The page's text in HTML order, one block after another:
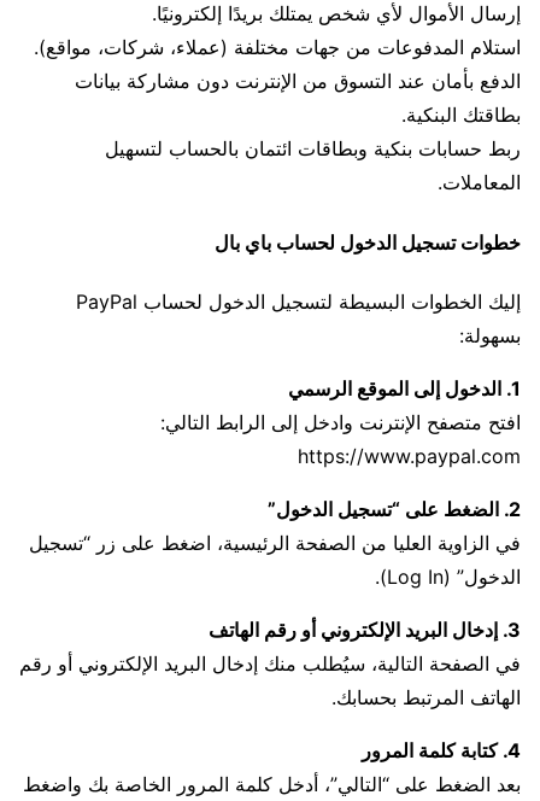
إرسال الأموال لأي شخص يمتلك بريدًا إلكترونيًا.
استلام المدفوعات من جهات مختلفة (عملاء، شركات، مواقع).
الدفع بأمان عند التسوق من الإنترنت دون مشاركة بيانات
بطاقتك البنكية.
ربط حسابات بنكية وبطاقات ائتمان بالحساب لتسهيل
المعاملات.
خطوات تسجيل الدخول لحساب باي بال
إليك الخطوات البسيطة لتسجيل الدخول لحساب PayPal
بسهولة:
1. الدخول إلى الموقع الرسمي
افتح متصفح الإنترنت وادخل إلى الرابط التالي:
https://www.paypal.com
2. الضغط على “تسجيل الدخول”
في الزاوية العليا من الصفحة الرئيسية، اضغط على زر “تسجيل
الدخول” (Log In).
3. إدخال البريد الإلكتروني أو رقم الهاتف
في الصفحة التالية، سيُطلب منك إدخال البريد الإلكتروني أو رقم
الهاتف المرتبط بحسابك.
4. كتابة كلمة المرور
بعد الضغط على “التالي”، أدخل كلمة المرور الخاصة بك واضغط